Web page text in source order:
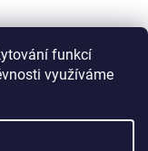
funkcí
využíváme